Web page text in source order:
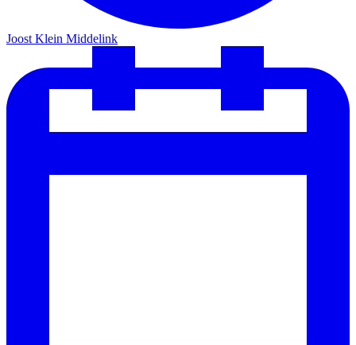
Joost Klein Middelink